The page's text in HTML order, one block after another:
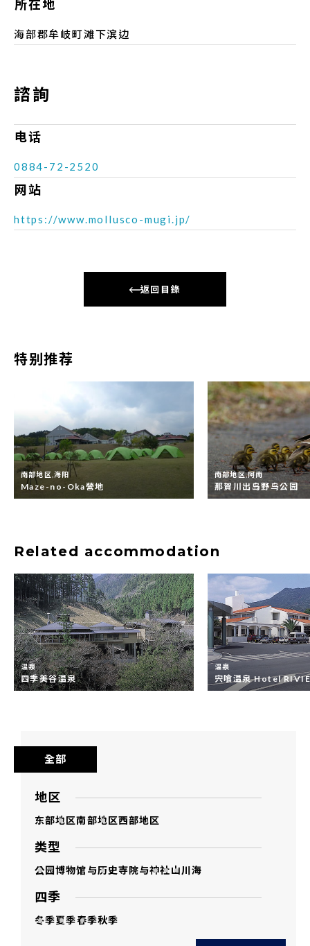
所在地
海部郡牟岐町滩下滨边
諮詢
电话
0884-72-2520
网站
https://www.mollusco-mugi.jp/
返回目錄
特别推荐
南部地区,海阳
Maze-no-Oka營地
南部地区,阿南
那賀川出岛野鸟公园
Related accommodation
温泉
四季美谷温泉
温泉
宍喰温泉 Hotel
全部
地区
东部地区南部地区西部地区
类型
公园博物馆与历史寺院与神社山川海
四季
冬季夏季春季秋季